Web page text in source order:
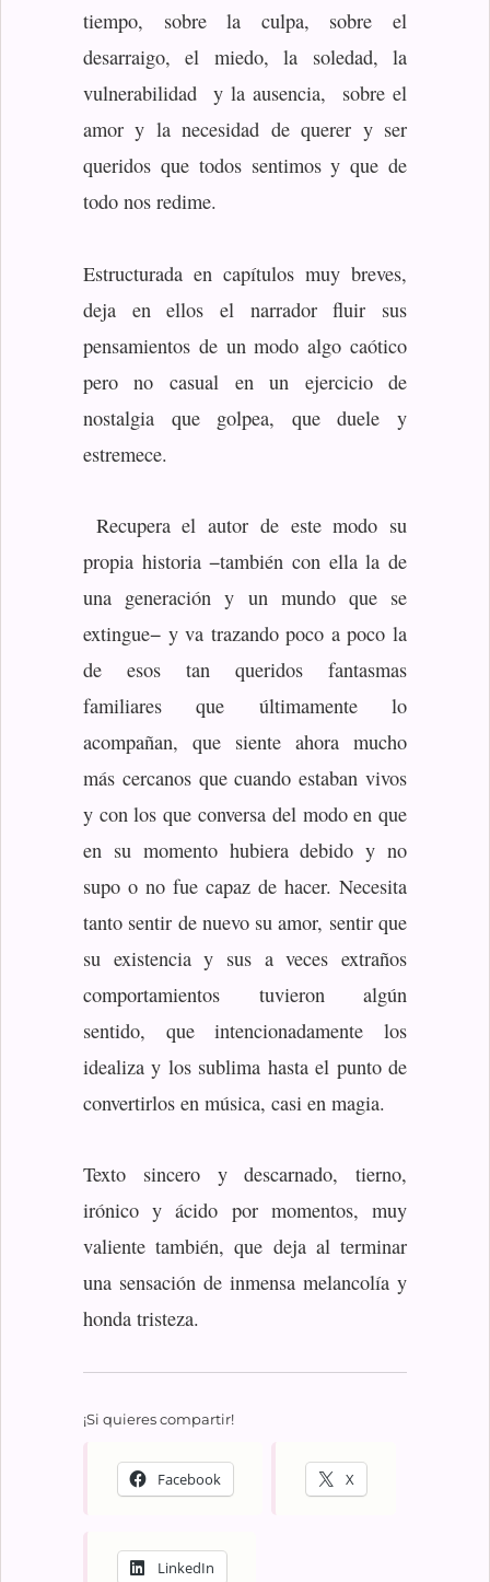
tiempo, sobre la culpa, sobre el
desarraigo, el miedo, la soledad, la
vulnerabilidad y la ausencia, sobre el
amor y la necesidad de querer y ser
queridos que todos sentimos y que de
todo nos redime.
Estructurada en capítulos muy breves,
deja en ellos el narrador fluir sus
pensamientos de un modo algo caótico
pero no casual en un ejercicio de
nostalgia que golpea, que duele y
estremece.
Recupera el autor de este modo su
propia historia −también con ella la de
una generación y un mundo que se
extingue− y va trazando poco a poco la
de esos tan queridos fantasmas
familiares que últimamente lo
acompañan, que siente ahora mucho
más cercanos que cuando estaban vivos
y con los que conversa del modo en que
en su momento hubiera debido y no
supo o no fue capaz de hacer. Necesita
tanto sentir de nuevo su amor, sentir que
su existencia y sus a veces extraños
comportamientos tuvieron algún
sentido, que intencionadamente los
idealiza y los sublima hasta el punto de
convertirlos en música, casi en magia.
Texto sincero y descarnado, tierno,
irónico y ácido por momentos, muy
valiente también, que deja al terminar
una sensación de inmensa melancolía y
honda tristeza.
¡Si quieres compartir!
Facebook X
LinkedIn